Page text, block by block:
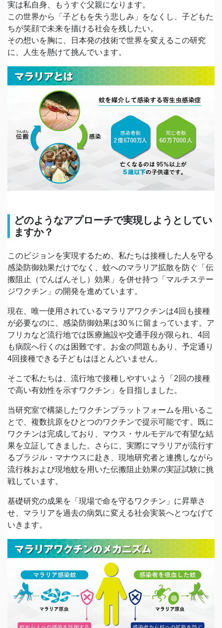
実は私自身、もうすぐ父親になります。
この世界から「子どもを失う悲しみ」をなくし、子どもた
ちが笑顔で未来を描ける社会を残したい。
その想いを胸に、日本発の技術で世界を変えるこの研究
に、人生を懸けて挑んでいます。
どのようなアプローチで実現しようとしてい
ますか？
このビジョンを実現するため、私たちは接種した人を守る
感染防御効果だけでなく、蚊へのマラリア拡散を防ぐ「伝
搬阻止（でんぱんそし）効果」を併せ持つ「マルチステー
ジワクチン」の開発を進めています。
現在、唯一使用されているマラリアワクチンは4回も接種
が必要なのに、感染防御効果は30％に留まっています。ア
フリカなど流行地では医療施設や交通手段が限られ、4回
も病院へ行くのは困難です。お金の問題もあり、予定通り
4回接種できる子どもはほとんどいません。
そこで私たちは、流行地で接種しやすいよう「2回の接種
で高い有効性を示すワクチン」を目指しました。
当研究室で構築したワクチンプラットフォームを用いるこ
とで、複数抗原をひとつのワクチンで提示可能です。既に
ワクチンは完成しており、マウス・サルモデルで有望な結
果を立証してきました。さらに、実際にマラリアが流行す
るブラジル・マナウスに赴き、現地研究者と連携しながら
流行株および現地蚊を用いた伝搬阻止効果の実証試験に挑
戦しています。
基礎研究の成果を「現場で命を守るワクチン」に昇華さ
せ、マラリアを過去の病気に変える社会実装へとつなげて
いきます。